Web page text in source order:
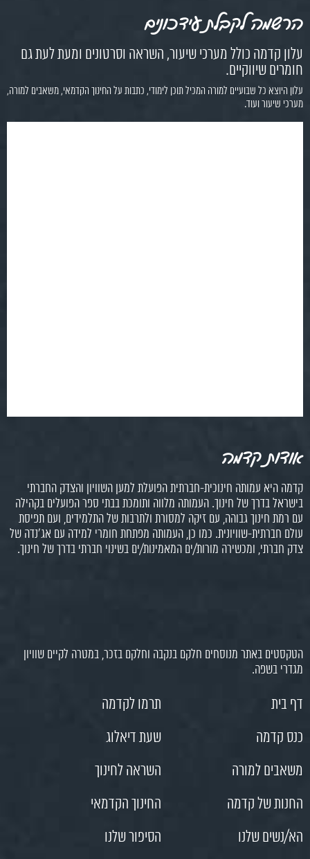
הרשמה לקבלת עידכונים
עלון קדמה כולל מערכי שיעור, השראה וסרטונים ומעת לעת גם
חומרים שיווקיים.
עלון היוצא כל שבועיים למורה המכיל תוכן לימודי, כתבות על החינוך הקדמאי, משאבים למורה,
מערכי שיעור ועוד.
אודות קדמה
קדמה היא עמותה חינוכית-חברתית הפועלת למען השוויון והצדק החברתי
בישראל בדרך של חינוך. העמותה מלווה ותומכת בבתי ספר הפועלים בקהילה
עם רמת חינוך גבוהה, עם זיקה למסורת ולתרבות של התלמידים, ועם תפיסת
עולם חברתית-שוויונית. כמו כן, העמותה מפתחת חומרי למידה עם אג'נדה של
צדק חברתי, ומכשירה מורות/ים המאמינות/ים בשינוי חברתי בדרך של חינוך.
הטקסטים באתר מנוסחים חלקם בנקבה וחלקם בזכר, במטרה לקיים שוויון
מגדרי בשפה.
דף בית
תרמו לקדמה
כנס קדמה
שעת דיאלוג
משאבים למורה
השראה לחינוך
החנות של קדמה
החינוך הקדמאי
הא/נשים שלנו
הסיפור שלנו